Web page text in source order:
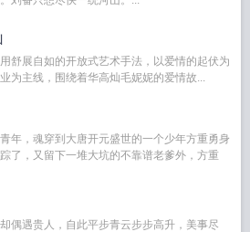
舒展自如的开放式艺术手法，以爱情的起伏为
为主线，围绕着华高灿毛妮妮的爱情故...
年，魂穿到大唐开元盛世的一个少年方重勇身
踪了，又留下一堆大坑的不靠谱老爹外，方重
偶遇贵人，自此平步青云步步高升，美事尽